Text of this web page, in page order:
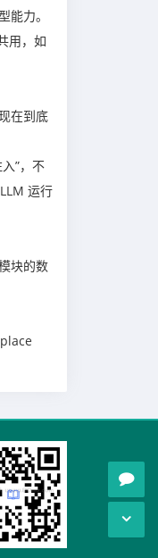
能力。
用，如
在到底
”，不
运行
块的数